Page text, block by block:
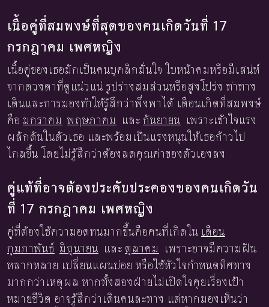
เนื้อคู่ที่สมพงษ์ที่สุดของคนเกิดวันที่ 17
กรกฎาคม เพศหญิง
เนื้อคู่ของเธอมักเป็นคนบุคลิกมั่นใจ ใบหน้าคมหรือมีเสน่ห์
จากดวงตาที่ดูแน่วแน่ รูปร่างสมส่วนหรือสูงโปร่ง ท่าทาง
เดินและการมองทำให้รู้สึกว่าพึ่งพาได้ เดือนเกิดที่สมพงษ์
คือ มกราคม พฤษภาคม และ กันยายน เพราะเข้าใจแรง
ผลักดันในตัวเธอ และพร้อมเป็นแรงหนุนให้เธอก้าวไป
ไกลขึ้น โดยไม่รู้สึกว่าต้องลดคุณค่าของตัวเองลง
คู่แท้ที่อาจต้องประคับประคองของคนเกิดวัน
ที่ 17 กรกฎาคม เพศหญิง
คู่ที่ต้องใช้ความอดทนมากขึ้นคือคนที่เกิดใน เดือน
กุมภาพันธ์ มิถุนายน และ ตุลาคม เพราะอาจมีความฝัน
หลากหลาย เปลี่ยนแผนบ่อย หรือใช้หัวใจกำหนดทิศทาง
มากกว่าเหตุผล หากทั้งสองฝ่ายไม่เปิดใจคุยเรื่องเป้า
หมายชีวิต อาจรู้สึกว่าเดินคนละทาง แต่หากมองเห็นว่า